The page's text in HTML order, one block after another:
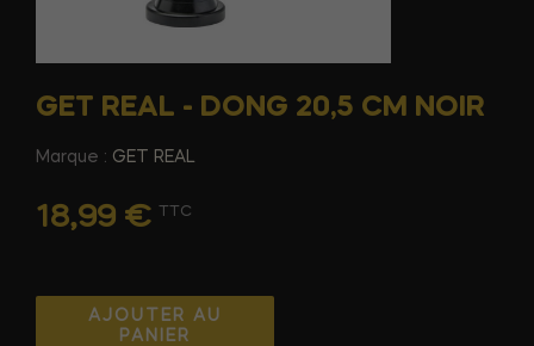
GET REAL - DONG 20,5 CM NOIR
Marque : GET REAL
18,99 € TTC
AJOUTER AU
PANIER